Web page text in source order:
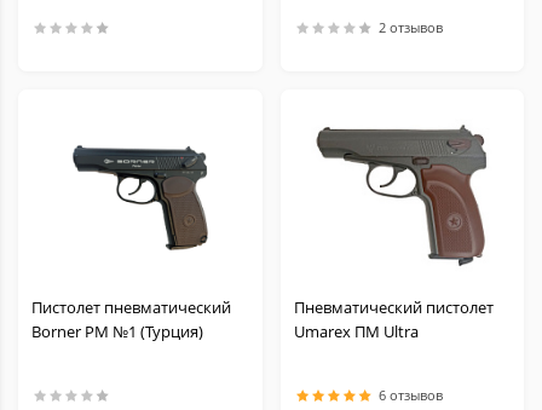
2 отзывов
Пистолет пневматический
Borner PM №1 (Турция)
Пневматический пистолет
Umarex ПМ Ultra
6 отзывов